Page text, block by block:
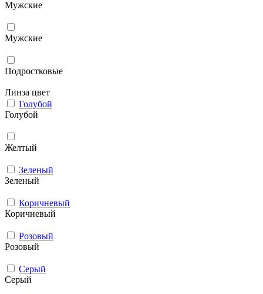
Мужcкие
Мужские
Подростковые
Линза цвет
Голубой
Голубой
Желтый
Зеленый
Зеленый
Коричневый
Коричневый
Розовый
Розовый
Серый
Серый